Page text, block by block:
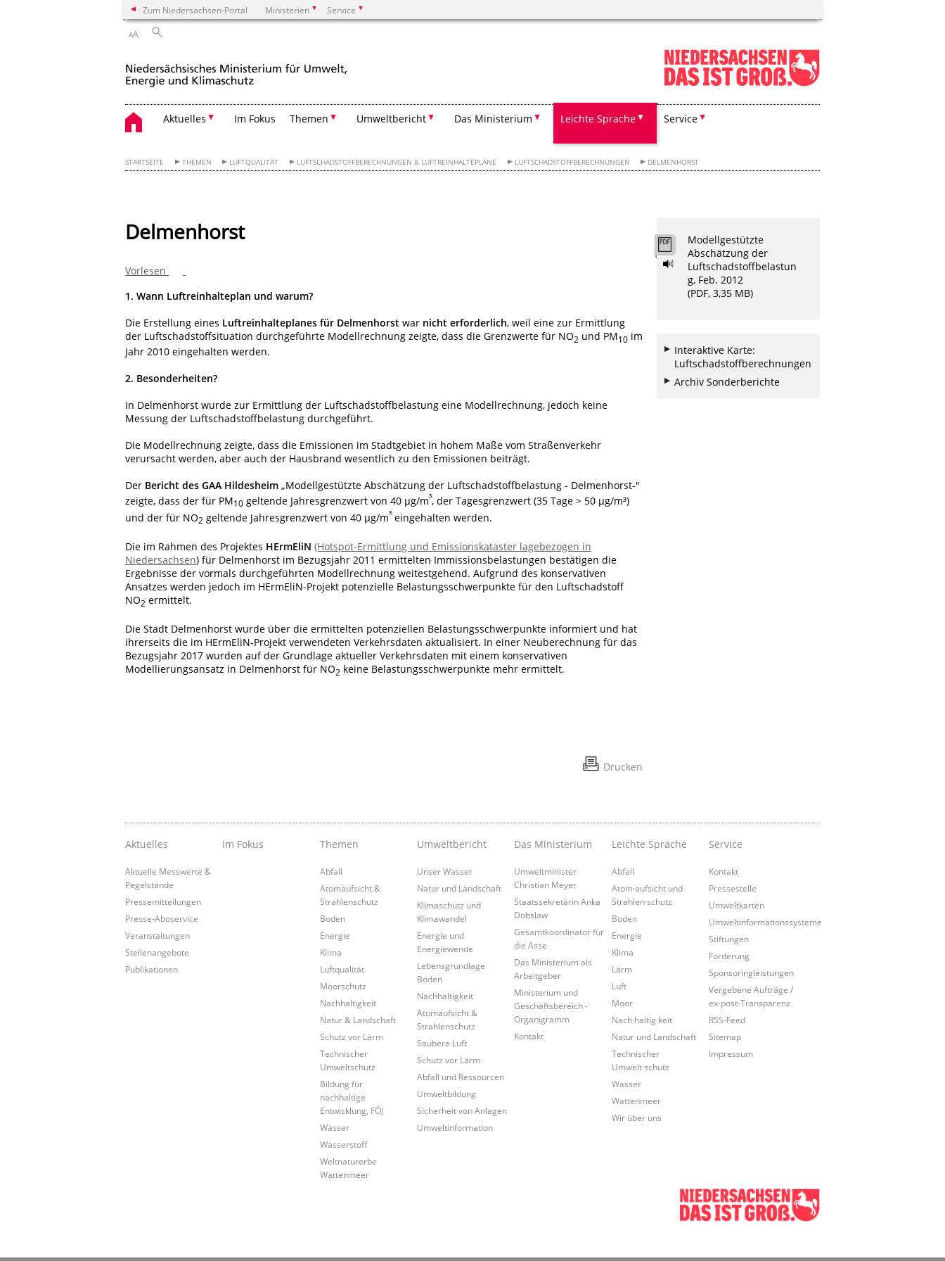
Zum Niedersachsen-Portal Ministerien Service
AA
Aktuelles Im Fokus Themen Umweltbericht Das Ministerium Leichte Sprache Service
STARTSEITE THEMEN LUFTQUALITÄT LUFTSCHADSTOFFBERECHNUNGEN & LUFTREINHALTEPLÄNE LUFTSCHADSTOFFBERECHNUNGEN DELMENHORST
Delmenhorst
Vorlesen
1. Wann Luftreinhalteplan und warum?
Die Erstellung eines Luftreinhalteplanes für Delmenhorst war nicht erforderlich, weil eine zur Ermittlung
der Luftschadstoffsituation durchgeführte Modellrechnung zeigte, dass die Grenzwerte für NO2 und PM10 im
Jahr 2010 eingehalten werden.
2. Besonderheiten?
In Delmenhorst wurde zur Ermittlung der Luftschadstoffbelastung eine Modellrechnung, jedoch keine
Messung der Luftschadstoffbelastung durchgeführt.
Die Modellrechnung zeigte, dass die Emissionen im Stadtgebiet in hohem Maße vom Straßenverkehr
verursacht werden, aber auch der Hausbrand wesentlich zu den Emissionen beiträgt.
Der Bericht des GAA Hildesheim „Modellgestützte Abschätzung der Luftschadstoffbelastung - Delmenhorst-"
zeigte, dass der für PM10 geltende Jahresgrenzwert von 40 µg/m³, der Tagesgrenzwert (35 Tage > 50 µg/m³)
und der für NO2 geltende Jahresgrenzwert von 40 µg/m³ eingehalten werden.
Die im Rahmen des Projektes HErmEliN (Hotspot-Ermittlung und Emissionskataster lagebezogen in
Niedersachsen) für Delmenhorst im Bezugsjahr 2011 ermittelten Immissionsbelastungen bestätigen die
Ergebnisse der vormals durchgeführten Modellrechnung weitestgehend. Aufgrund des konservativen
Ansatzes werden jedoch im HErmEliN-Projekt potenzielle Belastungsschwerpunkte für den Luftschadstoff
NO2 ermittelt.
Die Stadt Delmenhorst wurde über die ermittelten potenziellen Belastungsschwerpunkte informiert und hat
ihrerseits die im HErmEliN-Projekt verwendeten Verkehrsdaten aktualisiert. In einer Neuberechnung für das
Bezugsjahr 2017 wurden auf der Grundlage aktueller Verkehrsdaten mit einem konservativen
Modellierungsansatz in Delmenhorst für NO2 keine Belastungsschwerpunkte mehr ermittelt.
Drucken
Modellgestützte
Abschätzung der
Luftschadstoffbelastun
g, Feb. 2012
(PDF, 3,35 MB)
Interaktive Karte:
Luftschadstoffberechnungen
Archiv Sonderberichte
Aktuelles
Aktuelle Messwerte &
Pegelstände
Pressemitteilungen
Presse-Aboservice
Veranstaltungen
Stellenangebote
Publikationen
Im Fokus Themen
Abfall
Atomaufsicht &
Strahlenschutz
Boden
Energie
Klima
Luftqualität
Moorschutz
Nachhaltigkeit
Natur & Landschaft
Schutz vor Lärm
Technischer
Umweltschutz
Bildung für
nachhaltige
Entwicklung, FÖJ
Wasser
Wasserstoff
Weltnaturerbe
Wattenmeer
Umweltbericht
Unser Wasser
Natur und Landschaft
Klimaschutz und
Klimawandel
Energie und
Energiewende
Lebensgrundlage
Boden
Nachhaltigkeit
Atomaufsicht &
Strahlenschutz
Saubere Luft
Schutz vor Lärm
Abfall und Ressourcen
Umweltbildung
Sicherheit von Anlagen
Umweltinformation
Das Ministerium
Umweltminister
Christian Meyer
Staatssekretärin Anka
Dobslaw
Gesamtkoordinator für
die Asse
Das Ministerium als
Arbeitgeber
Ministerium und
Geschäftsbereich -
Organigramm
Kontakt
Leichte Sprache
Abfall
Atom·aufsicht und
Strahlen·schutz
Boden
Energie
Klima
Lärm
Luft
Moor
Nach·haltig·keit
Natur und Landschaft
Technischer
Umwelt·schutz
Wasser
Wattenmeer
Wir über uns
Service
Kontakt
Pressestelle
Umweltkarten
Umweltinformationssysteme
Stiftungen
Förderung
Sponsoringleistungen
Vergebene Aufträge /
ex-post-Transparenz
RSS-Feed
Sitemap
Impressum